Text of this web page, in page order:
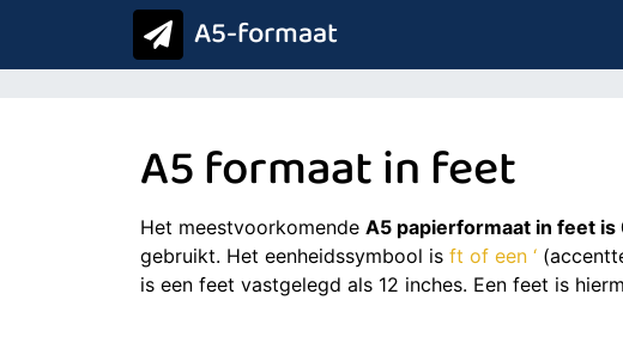
A5-formaat
A5 formaat in feet
Het meestvoorkomende A5 papierformaat in feet
gebruikt. Het eenheidssymbool is ft of een ‘
is een feet vastgelegd als 12 inches. Een feet is